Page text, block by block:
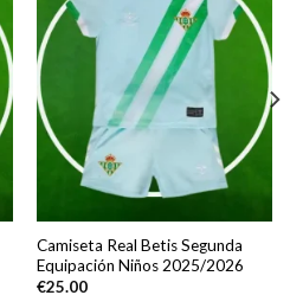
Camiseta Real Betis Segunda
Equipación Niños 2025/2026
€25.00